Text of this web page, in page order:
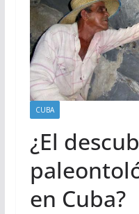
CUBA
¿El
en Cuba?